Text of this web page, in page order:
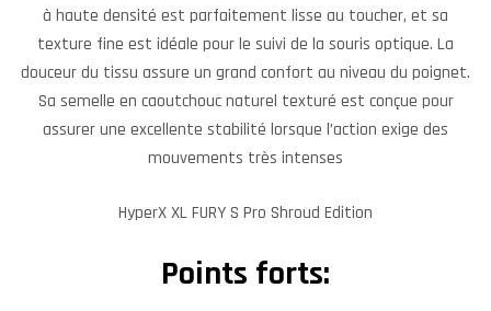
à haute densité est parfaitement lisse au toucher, et sa
texture fine est idéale pour le suivi de la souris optique. La
douceur du tissu assure un grand confort au niveau du poignet.
Sa semelle en caoutchouc naturel texturé est conçue pour
assurer une excellente stabilité lorsque l’action exige des
mouvements très intenses
HyperX XL FURY S Pro Shroud Edition
Points forts: